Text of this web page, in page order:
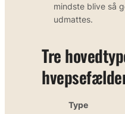
mindste blive så
udmattes.
Tre
Type